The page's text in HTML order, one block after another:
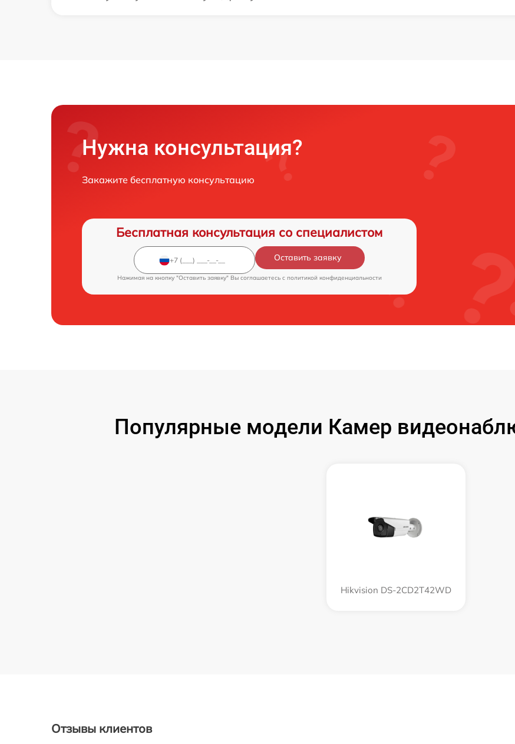
Нужна консультация?
Закажите бесплатную консультацию
Бесплатная консультация со специалистом
Оставить заявку
Нажимая на кнопку "Оставить заявку" Вы соглашаетесь c политикой конфиденциальности
Популярные модели Камер
Hikvision DS-2CD2T42WD
Отзывы клиентов